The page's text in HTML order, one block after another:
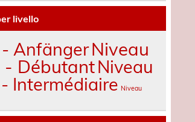
livello
AnfängerNiveau
- DébutantNiveau
Intermédiaire Niveau